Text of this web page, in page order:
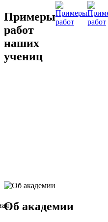
Примеры
работ
наших
учениц
Об академии